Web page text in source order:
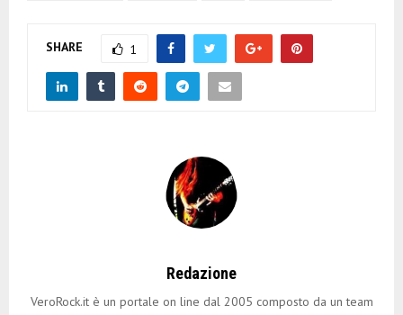
SHARE 1
Redazione
VeroRock.it è un portale on line dal 2005 composto da un team